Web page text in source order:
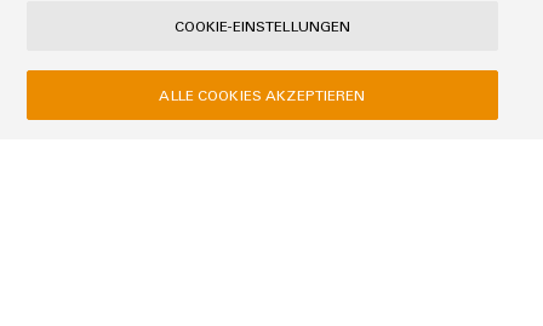
Soluzioni
l’industria
Stampanti
Informativa sulla privacy
Impronta
COOKIE-EINSTELLUNGEN
ALLE COOKIES AKZEPTIEREN